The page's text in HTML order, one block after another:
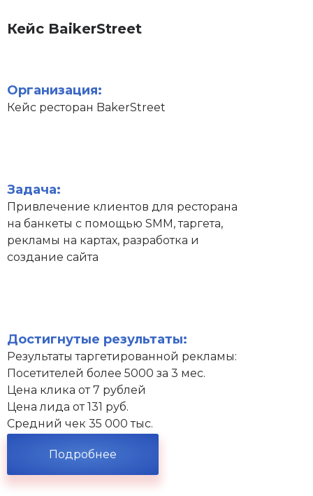
Кейс BaikerStreet
Организация:
Кейс ресторан BakerStreet
Задача:
Привлечение клиентов для ресторана
на банкеты с помощью SMM, таргета,
рекламы на картах, разработка и
создание сайта
Достигнутые результаты:
Результаты таргетированной рекламы:
Посетителей более 5000 за 3 мес.
Цена клика от 7 рублей
Цена лида от 131 руб.
Средний чек 35 000 тыс.
Подробнее